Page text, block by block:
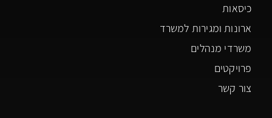
כיסאות
ארונות ומגירות למשרד
משרדי מנהלים
פרויקטים
צור קשר